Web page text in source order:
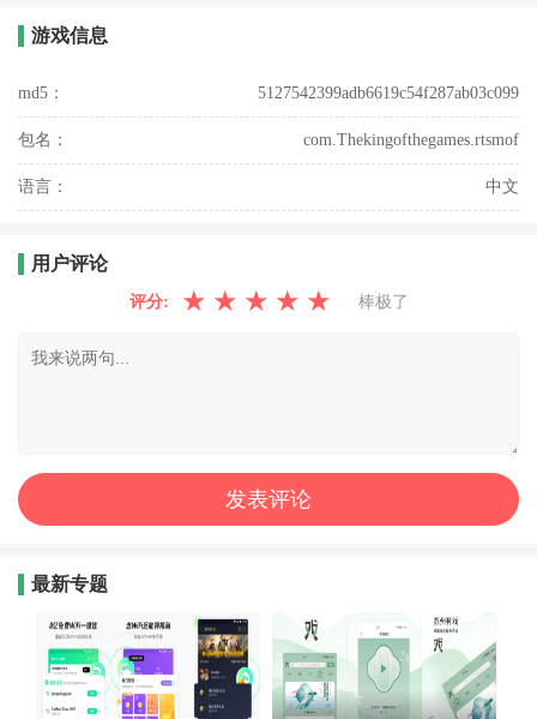
游戏信息
md5： 5127542399adb6619c54f287ab03c099
包名： com.Thekingofthegames.rtsmof
语言： 中文
用户评论
评分: ★ ★ ★ ★ ★ 棒极了
最新专题